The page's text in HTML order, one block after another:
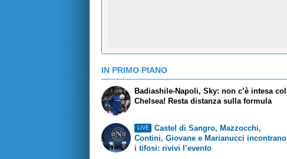
IN PRIMO PIANO
Badiashile-Napoli, Sky: non c’è intesa col
Chelsea! Resta distanza sulla formula
LIVE
Castel di Sangro, Mazzocchi,
Contini, Giovane e Marianucci incontrano
i tifosi: rivivi l’evento